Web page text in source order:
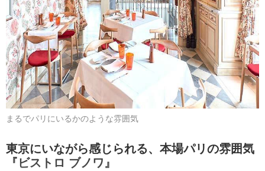
まるでパリにいるかのような雰囲気
東京にいながら感じられる、本場パリの雰囲気
『ビストロ ブノワ』